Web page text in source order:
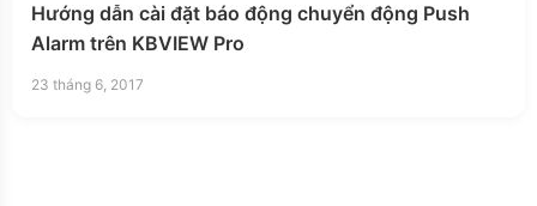
Hướng dẫn cài đặt báo động chuyển động Push
Alarm trên KBVIEW Pro
23 tháng 6, 2017